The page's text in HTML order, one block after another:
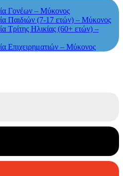
Γονέων – Μύκονος
Παιδιών (7-17 ετών) – Μύκονος
Τρίτης Ηλικίας (60+ ετών) –
Επιχειρηματιών – Μύκονος